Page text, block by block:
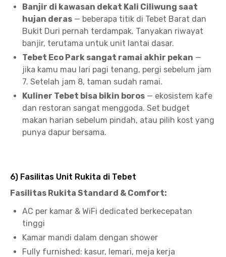
Banjir di kawasan dekat Kali Ciliwung saat
hujan deras — beberapa titik di Tebet Barat dan
Bukit Duri pernah terdampak. Tanyakan riwayat
banjir, terutama untuk unit lantai dasar.
Tebet Eco Park sangat ramai akhir pekan —
jika kamu mau lari pagi tenang, pergi sebelum jam
7. Setelah jam 8, taman sudah ramai.
Kuliner Tebet bisa bikin boros — ekosistem kafe
dan restoran sangat menggoda. Set budget
makan harian sebelum pindah, atau pilih kost yang
punya dapur bersama.
6) Fasilitas Unit Rukita di Tebet
Fasilitas Rukita Standard & Comfort:
AC per kamar & WiFi dedicated berkecepatan
tinggi
Kamar mandi dalam dengan shower
Fully furnished: kasur, lemari, meja kerja